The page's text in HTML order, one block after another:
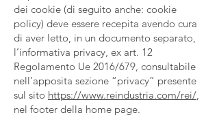
dei cookie (di seguito anche: cookie
policy) deve essere recepita avendo cura
di aver letto, in un documento separato,
l’informativa privacy, ex art. 12
Regolamento Ue 2016/679, consultabile
nell’apposita sezione “privacy” presente
sul sito https://www.reindustria.com/rei/,
nel footer della home page.